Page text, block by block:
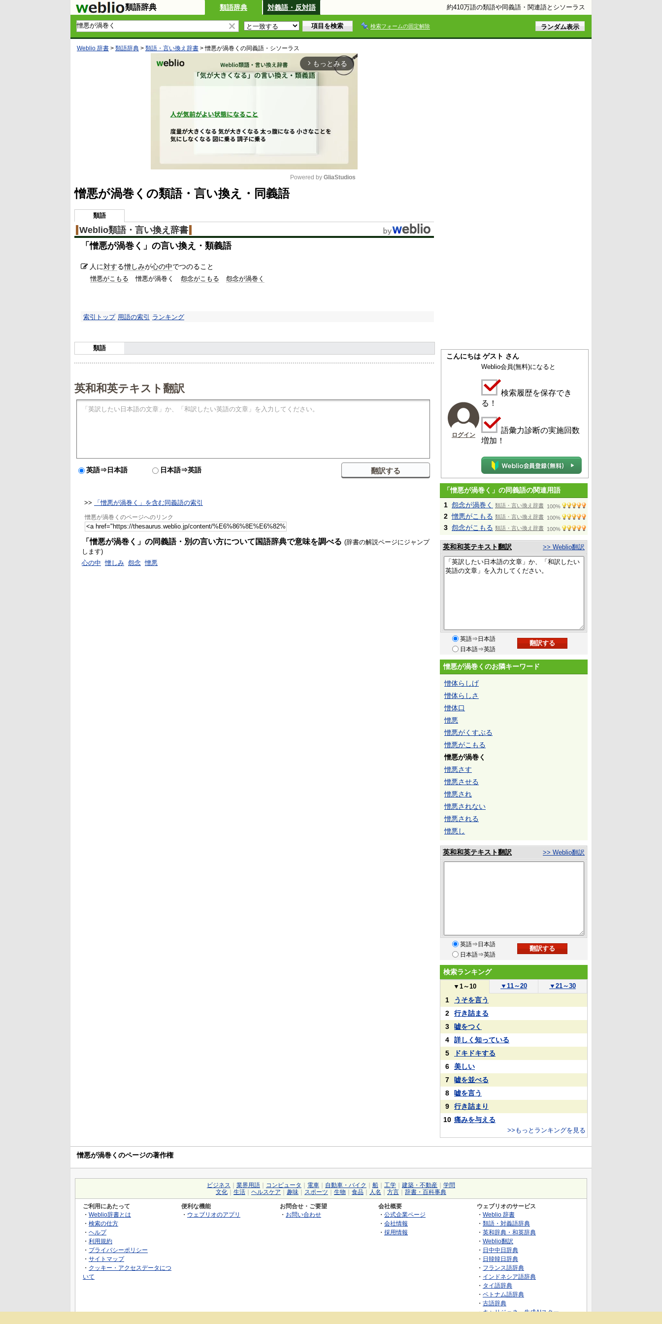
類語辞典 類語辞典 対義語・反対語 約410万語の類語や同義語・関連語とシソーラス
検索フォームの固定解除
Weblio 辞書 > 類語辞典 > 類語・言い換え辞書 >憎悪が渦巻く の同義語・シソーラス
arrow_forward_ios もっとみる
Powered by GliaStudios
憎悪が渦巻くの類語・言い換え・同義語
類語
Weblio類語・言い換え辞書
「憎悪が渦巻く 」の言い換え・類義語
人に対する憎しみが心の中でつのること
憎悪がこもる 憎悪が渦巻く 怨念がこもる 怨念が渦巻く
索引トップ 用語の索引 ランキング
類語
英和和英テキスト翻訳
英語⇒日本語 日本語⇒英語
>> 「憎悪が渦巻く」を含む同義語の索引
憎悪が渦巻くのページへのリンク
「憎悪が渦巻く」の同義語・別の言い方について国語辞典で意味を調べる (辞書の解説ページにジャンプ
します)
心の中 憎しみ 怨念 憎悪
こんにちは ゲスト さん
ログイン
Weblio会員(無料)になると
検索履歴を保存でき
る！
語彙力診断の実施回数
増加！
「憎悪が渦巻く」の同義語の関連用語
1 怨念が渦巻く 類語・言い換え辞書 100%
2 憎悪がこもる 類語・言い換え辞書 100%
3 怨念がこもる 類語・言い換え辞書 100%
英和和英テキスト翻訳 >> Weblio翻訳
英語⇒日本語
日本語⇒英語
憎悪が渦巻くのお隣キーワード
憎体らしげ
憎体らしさ
憎体口
憎悪
憎悪がくすぶる
憎悪がこもる
憎悪が渦巻く
憎悪さす
憎悪させる
憎悪され
憎悪されない
憎悪される
憎悪し
英和和英テキスト翻訳 >> Weblio翻訳
英語⇒日本語
日本語⇒英語
検索ランキング
▼ 1～10 ▼ 11～20 ▼ 21～30
1
うそを言う
2
行き詰まる
3
嘘をつく
4
詳しく知っている
5
ドキドキする
6
美しい
7
嘘を並べる
8
嘘を言う
9
行き詰まり
10 痛みを与える
>>もっとランキングを見る
憎悪が渦巻くのページの著作権
ビジネス 業界用語 コンピュータ 電車 自動車・バイク 船 工学 建築・不動産
学問
文化
生活 ヘルスケア 趣味 スポーツ 生物 食品 人名 方言 辞書・百科事典
ご利用にあたって
・ Weblio辞書とは
・ 検索の仕方
・ ヘルプ
・ 利用規約
・ プライバシーポリシー
・ サイトマップ
・ クッキー・アクセスデータにつ
いて
便利な機能
・ ウェブリオのアプリ
お問合せ・ご要望
・ お問い合わせ
会社概要
・ 公式企業ページ
・ 会社情報
・ 採用情報
ウェブリオのサービス
・ Weblio 辞書
・ 類語・対義語辞典
・ 英和辞典・和英辞典
・ Weblio翻訳
・ 日中中日辞典
・ 日韓韓日辞典
・ フランス語辞典
・ インドネシア語辞典
・ タイ語辞典
・ ベトナム語辞典
・ 古語辞典
・キャリジェネ～生成AIスクー